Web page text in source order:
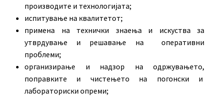
производите и технологијата;
испитување на квалитетот;
примена на технички знаења и искуства за
утврдување и решавање на оперативни
проблеми;
организирање и надзор на одржувањето,
поправките и чистењето на погонски и
лабораториски опреми;